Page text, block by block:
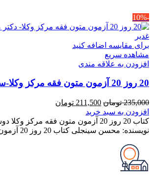
-10%
برای مقایسه اضافه کنید
مشاهده سریع
افزودن به علاقه مندی
20 روز 20 آزمون متون فقه مرکز وکلا-سینجلی
235,000 تومان قیمت
اصلی
235,000 تومان
بود.
211,500 تومان
211,500 تومان
است.
افزودن به سبد خرید
کتاب 20 روز 20 آزمون متون فقه مرکز
نویسنده: محسن سینجلی کتاب 20 روز 20 آزمون